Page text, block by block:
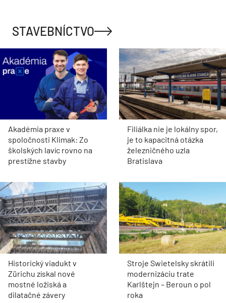
STAVEBNÍCTVO
Akadémia praxe v
spoločnosti Klimak: Zo
školských lavíc rovno na
prestížne stavby
Filiálka nie je lokálny spor,
je to kapacitná otázka
železničného uzla
Bratislava
Historický viadukt v
Zürichu získal nové
mostné ložiská a
dilatačné závery
Stroje Swietelsky skrátili
modernizáciu trate
Karlštejn – Beroun o pol
roka